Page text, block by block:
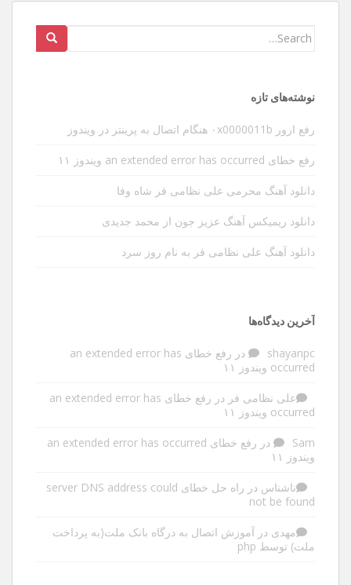
Search
نوشته‌های تازه
رفع ارور ۰x0000011b هنگام اتصال به پرینتر در ویندوز
رفع خطای an extended error has occurred ویندوز ۱۱
دانلود آهنگ محرمی علی نظامی فر شاه وفا
دانلود ریمیکس آهنگ عزیز جون از محمد جدیدی
دانلود آهنگ علی نظامی فر به نام روز سرد
آخرین دیدگاه‌ها
shayanpc در
رفع خطای an extended error has
occurred ویندوز ۱۱
علی نظامی فر در
رفع خطای an extended error has
occurred ویندوز ۱۱
Sam در
رفع خطای an extended error has occurred
ویندوز ۱۱
ناشناس در
راه حل خطای server DNS address could
not be found
مهدی در آموزش اتصال به درگاه بانک ملت(به پرداخت
ملت) توسط php